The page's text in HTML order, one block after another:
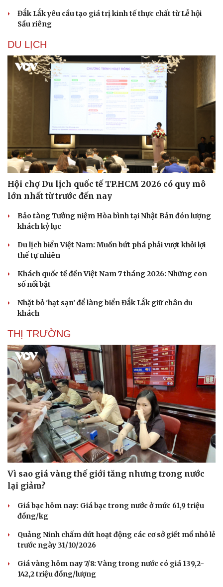
Đắk Lắk yêu cầu tạo giá trị kinh tế thực chất từ Lễ hội
Sầu riêng
DU LỊCH
Hội chợ Du lịch quốc tế TP.HCM 2026 có quy mô
lớn nhất từ trước đến nay
Bảo tàng Tưởng niệm Hòa bình tại Nhật Bản đón lượng
khách kỷ lục
Du lịch biển Việt Nam: Muốn bứt phá phải vượt khỏi lợi
thế tự nhiên
Khách quốc tế đến Việt Nam 7 tháng 2026: Những con
số nổi bật
Nhặt bỏ 'hạt sạn' để làng biển Đắk Lắk giữ chân du
khách
THỊ TRƯỜNG
Vì sao giá vàng thế giới tăng nhưng trong nước
lại giảm?
Giá bạc hôm nay: Giá bạc trong nước ở mức 61,9 triệu
đồng/kg
Quảng Ninh chấm dứt hoạt động các cơ sở giết mổ nhỏ lẻ
trước ngày 31/10/2026
Giá vàng hôm nay 7/8: Vàng trong nước có giá 139,2-
142,2 triệu đồng/lượng